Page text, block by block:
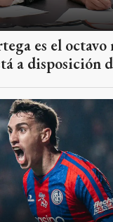
es el
a disposición